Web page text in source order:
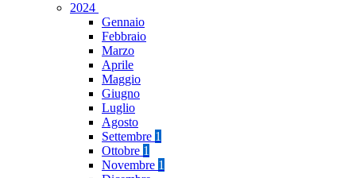
2024
Gennaio
Febbraio
Marzo
Aprile
Maggio
Giugno
Luglio
Agosto
Settembre 1
Ottobre 1
Novembre 1